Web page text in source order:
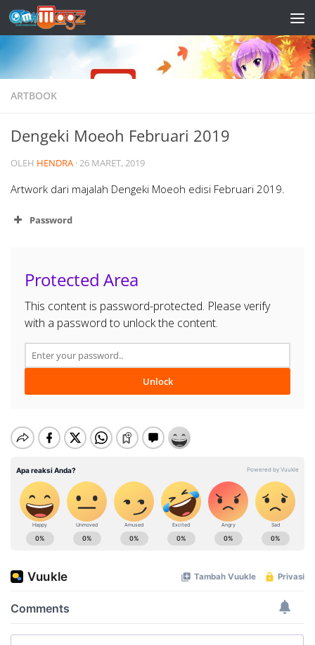
Skip to content
ARTBOOK
Dengeki Moeoh Februari 2019
OLEH HENDRA ·26 MARET, 2019
Artwork dari majalah Dengeki Moeoh edisi Februari 2019.
Password
Protected Area
This content is password-protected. Please verify
with a password to unlock the content.
Unlock